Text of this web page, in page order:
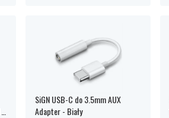
SiGN USB-C do 3.5mm AUX
Adapter - Biały